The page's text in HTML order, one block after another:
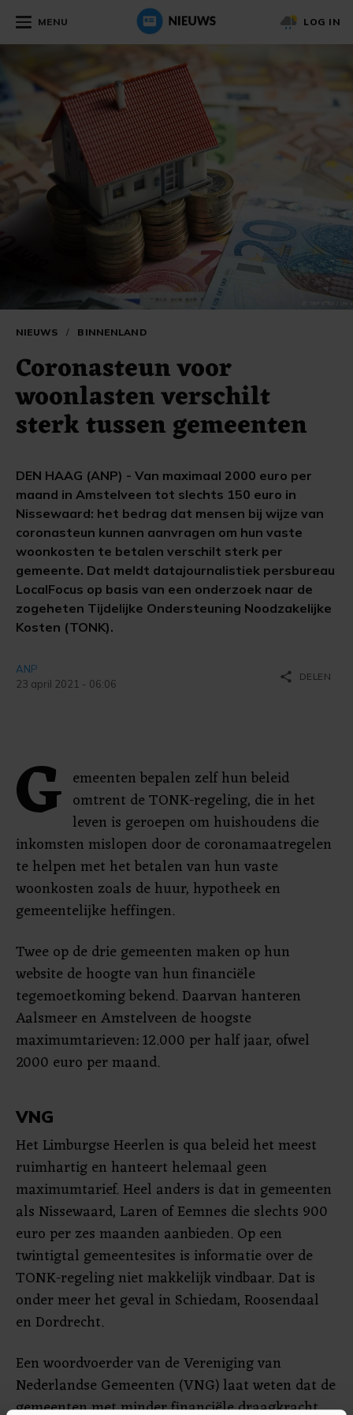
MENU LOG IN
NIEUWS / BINNENLAND
Coronasteun voor
woonlasten verschilt
sterk tussen gemeenten
DEN HAAG (ANP) - Van maximaal 2000 euro per
maand in Amstelveen tot slechts 150 euro in
Nissewaard: het bedrag dat mensen bij wijze van
coronasteun kunnen aanvragen om hun vaste
woonkosten te betalen verschilt sterk per
gemeente. Dat meldt datajournalistiek persbureau
LocalFocus op basis van een onderzoek naar de
zogeheten Tijdelijke Ondersteuning Noodzakelijke
Kosten (TONK).
ANP
23 april 2021 - 06:06
share DELEN
G emeenten bepalen zelf hun beleid
omtrent de TONK-regeling, die in het
leven is geroepen om huishoudens die
inkomsten mislopen door de coronamaatregelen
te helpen met het betalen van hun vaste
woonkosten zoals de huur, hypotheek en
gemeentelijke heffingen.
Twee op de drie gemeenten maken op hun
website de hoogte van hun financiële
tegemoetkoming bekend. Daarvan hanteren
Aalsmeer en Amstelveen de hoogste
maximumtarieven: 12.000 per half jaar, ofwel
2000 euro per maand.
VNG
Het Limburgse Heerlen is qua beleid het meest
ruimhartig en hanteert helemaal geen
maximumtarief. Heel anders is dat in gemeenten
als Nissewaard, Laren of Eemnes die slechts 900
euro per zes maanden aanbieden. Op een
twintigtal gemeentesites is informatie over de
TONK-regeling niet makkelijk vindbaar. Dat is
onder meer het geval in Schiedam, Roosendaal
en Dordrecht.
Een woordvoerder van de Vereniging van
Nederlandse Gemeenten (VNG) laat weten dat de
gemeenten met minder financiële draagkracht